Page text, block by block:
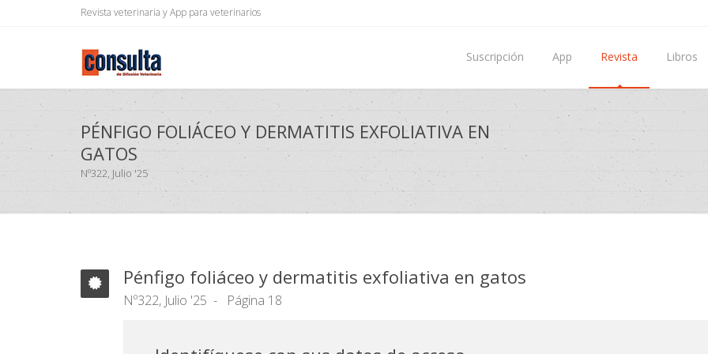
Revista veterinaria y App para veterinarios
Suscripción App Revista Libros
PÉNFIGO FOLIÁCEO Y DERMATITIS EXFOLIATIVA EN
GATOS
Nº322, Julio '25
Pénfigo foliáceo y dermatitis exfoliativa en gatos
Nº322, Julio '25 Página 18